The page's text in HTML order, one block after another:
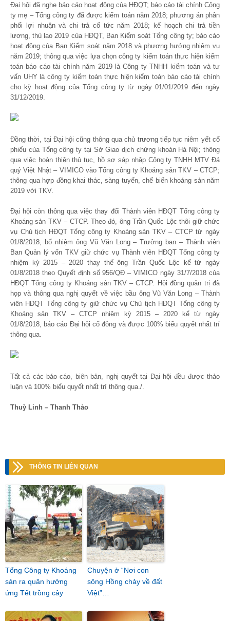
Đại hội đã nghe báo cáo hoạt động của HĐQT; báo cáo tài chính Công
ty mẹ – Tổng công ty đã được kiểm toán năm 2018; phương án phân
phối lợi nhuận và chi trả cổ tức năm 2018; kế hoạch chi trả tiền
lương, thù lao 2019 của HĐQT, Ban Kiểm soát Tổng công ty; báo cáo
hoạt động của Ban Kiểm soát năm 2018 và phương hướng nhiệm vụ
năm 2019; thông qua việc lựa chọn công ty kiểm toán thực hiện kiểm
toán báo cáo tài chính năm 2019 là Công ty TNHH kiểm toán và tư
vấn UHY là công ty kiểm toán thực hiện kiểm toán báo cáo tài chính
cho kỳ hoạt động của Tổng công ty từ ngày 01/01/2019 đến ngày
31/12/2019.
Đồng thời, tại Đại hội cũng thông qua chủ trương tiếp tục niêm yết cổ
phiếu của Tổng công ty tại Sở Giao dịch chứng khoán Hà Nội; thông
qua việc hoàn thiện thủ tục, hồ sơ sáp nhập Công ty TNHH MTV Đá
quý Việt Nhật – VIMICO vào Tổng công ty Khoáng sản TKV – CTCP;
thông qua hợp đồng khai thác, sàng tuyển, chế biến khoáng sản năm
2019 với TKV.
Đại hội còn thông qua việc thay đổi Thành viên HĐQT Tổng công ty
Khoáng sản TKV – CTCP. Theo đó, ông Trần Quốc Lộc thôi giữ chức
vụ Chủ tịch HĐQT Tổng công ty Khoáng sản TKV – CTCP từ ngày
01/8/2018, bổ nhiệm ông Vũ Văn Long – Trưởng ban – Thành viên
Ban Quản lý vốn TKV giữ chức vụ Thành viên HĐQT Tổng công ty
nhiệm kỳ 2015 – 2020 thay thế ông Trần Quốc Lộc kể từ ngày
01/8/2018 theo Quyết định số 956/QĐ – VIMICO ngày 31/7/2018 của
HĐQT Tổng công ty Khoáng sản TKV – CTCP. Hội đồng quản trị đã
họp và thông qua nghị quyết về việc bầu ông Vũ Văn Long – Thành
viên HĐQT Tổng công ty giữ chức vụ Chủ tịch HĐQT Tổng công ty
Khoáng sản TKV – CTCP nhiệm kỳ 2015 – 2020 kể từ ngày
01/8/2018, báo cáo Đại hội cổ đông và được 100% biểu quyết nhất trí
thông qua.
Tất cả các báo cáo, biên bản, nghị quyết tại Đại hội đều được thảo
luận và 100% biểu quyết nhất trí thông qua./.
Thuỳ Linh – Thanh Thảo
THÔNG TIN LIÊN QUAN
Tổng Công ty Khoáng
sản ra quân hưởng
ứng Tết trồng cây
Chuyện ở “Nơi con
sông Hồng chảy về đất
Việt”…